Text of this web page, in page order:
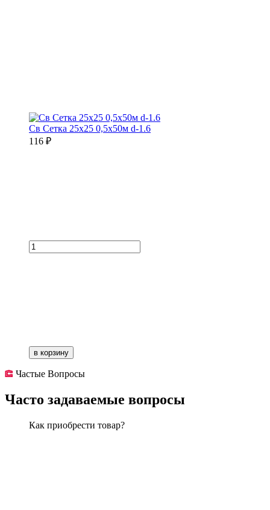
Св Сетка 25х25 0,5х50м d-1.6
116 ₽
в корзину
Частые Вопросы
Часто задаваемые вопросы
Как приобрести товар?